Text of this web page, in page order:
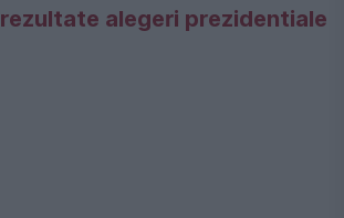
rezultate alegeri prezidentiale